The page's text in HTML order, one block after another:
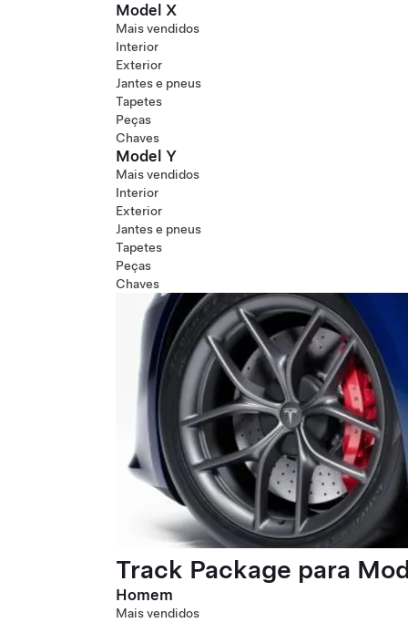
Model X
Mais vendidos
Interior
Exterior
Jantes e pneus
Tapetes
Peças
Chaves
Model Y
Mais vendidos
Interior
Exterior
Jantes e pneus
Tapetes
Peças
Chaves
Track Package para
Homem
Mais vendidos